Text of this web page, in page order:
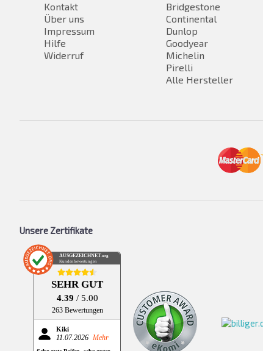
Kontakt
Über uns
Impressum
Hilfe
Widerruf
Bridgestone
Continental
Dunlop
Goodyear
Michelin
Pirelli
Alle Hersteller
Unsere Zertifikate
AUSGEZEICHNET .org
Kundenbewertungen
SEHR GUT
4.39 / 5.00
263 Bewertungen
Kiki
11.07.2026 Mehr